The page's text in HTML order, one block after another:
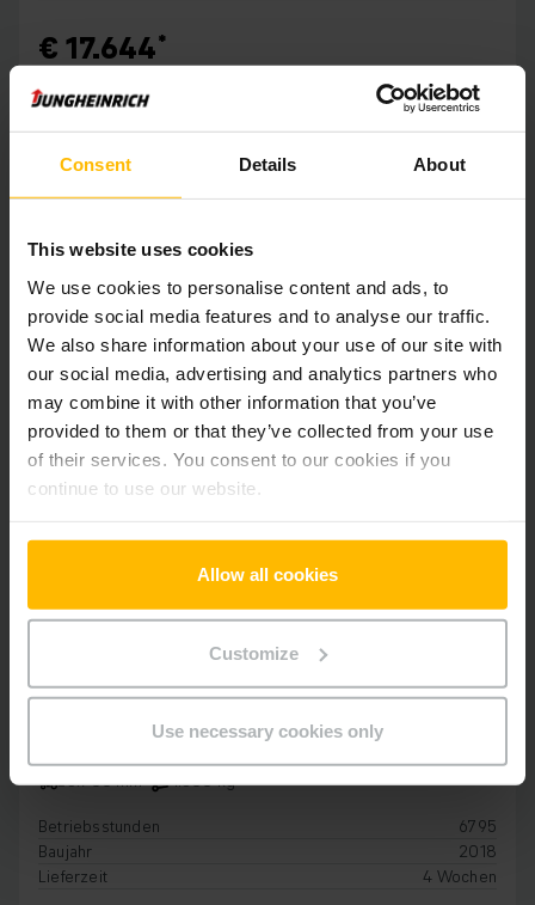
Consent Details About
This website uses cookies
We use cookies to personalise content and ads, to
provide social media features and to analyse our traffic.
We also share information about your use of our site with
our social media, advertising and analytics partners who
may combine it with other information that you’ve
provided to them or that they’ve collected from your use
of their services. You consent to our cookies if you
continue to use our website.
Allow all cookies
Customize
Use necessary cookies only
€ 17.644
ELEKTRO 3-RAD
3.700 mm
1.300 kg
Betriebsstunden
6795
Baujahr
2018
Lieferzeit
4 Wochen